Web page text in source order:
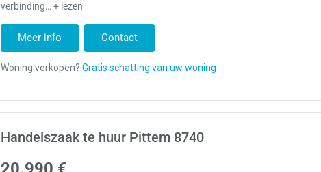
verbinding… + lezen
Meer info Contact
Handelszaak te huur Pittem 8740